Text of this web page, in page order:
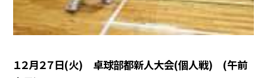
１２月２７日(火) 卓球部都新人大会(個人戦) (午前